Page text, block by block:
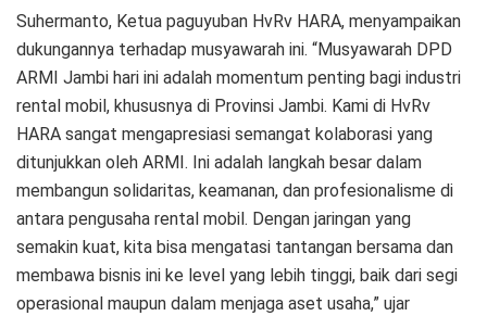
Suhermanto, Ketua paguyuban HvRv HARA, menyampaikan
dukungannya terhadap musyawarah ini. “Musyawarah DPD
ARMI Jambi hari ini adalah momentum penting bagi industri
rental mobil, khususnya di Provinsi Jambi. Kami di HvRv
HARA sangat mengapresiasi semangat kolaborasi yang
ditunjukkan oleh ARMI. Ini adalah langkah besar dalam
membangun solidaritas, keamanan, dan profesionalisme di
antara pengusaha rental mobil. Dengan jaringan yang
semakin kuat, kita bisa mengatasi tantangan bersama dan
membawa bisnis ini ke level yang lebih tinggi, baik dari segi
operasional maupun dalam menjaga aset usaha,” ujar